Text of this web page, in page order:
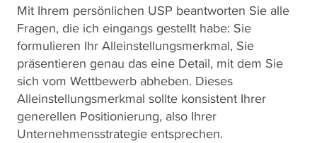
Mit Ihrem persönlichen USP beantworten Sie alle
Fragen, die ich eingangs gestellt habe: Sie
formulieren Ihr Alleinstellungsmerkmal, Sie
präsentieren genau das eine Detail, mit dem Sie
sich vom Wettbewerb abheben. Dieses
Alleinstellungsmerkmal sollte konsistent Ihrer
generellen Positionierung, also Ihrer
Unternehmensstrategie entsprechen.